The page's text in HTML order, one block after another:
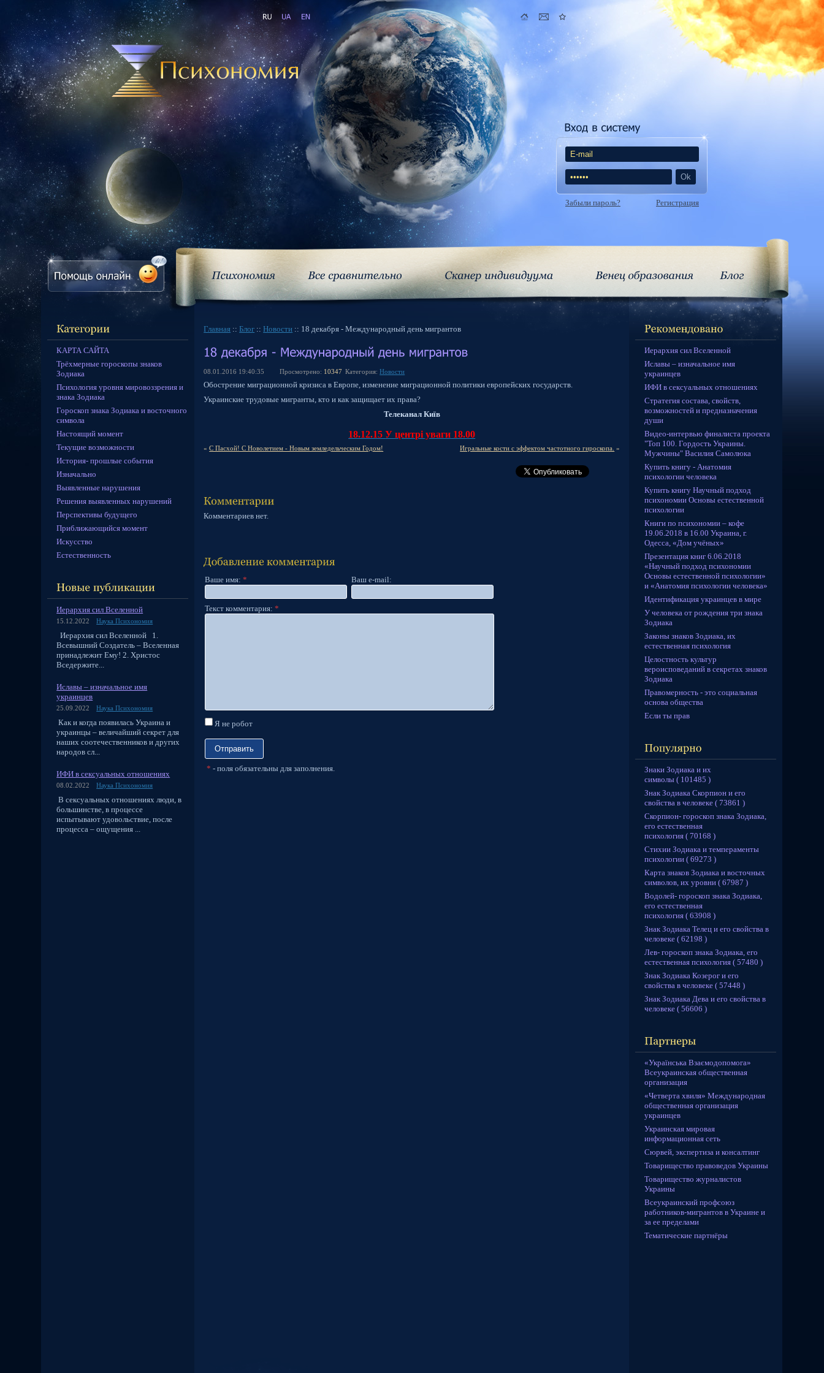
Забыли пароль? Регистрация
КАРТА САЙТА
Трёхмерные гороскопы знаков
Зодиака
Психология уровня мировоззрения и
знака Зодиака
Гороскоп знака Зодиака и восточного
символа
Настоящий момент
Текущие возможности
История- прошлые события
Изначально
Выявленные нарушения
Решения выявленных нарушений
Перспективы будущего
Приближающийся момент
Искусство
Естественность
Иерархия сил Вселенной
15.12.2022 Наука Психономия
Иерархия сил Вселенной 1.
Всевышний Создатель – Вселенная
принадлежит Ему! 2. Христос
Вседержите...
Иславы – изначальное имя
украинцев
25.09.2022 Наука Психономия
Как и когда появилась Украина и
украинцы – величайший секрет для
наших соотечественников и других
народов сл...
ИФИ в сексуальных отношениях
08.02.2022 Наука Психономия
В сексуальных отношениях люди, в
большинстве, в процессе
испытывают удовольствие, после
процесса – ощущения ...
Главная ::Блог ::Новости :: 18 декабря - Международный день мигрантов
08.01.2016 19:40:35 Просмотрено: 10347 Категория:Новости
Обострение миграционной кризиса в Европе, изменение миграционной политики европейских государств.
Украинские трудовые мигранты, кто и как защищает их права?
Телеканал Київ
18.12.15У центрі уваги 18.00
«С Пасхой! С Новолетием - Новым земледельческим Годом! Игральные кости с эффектом частотного гироскопа. »
Комментариев нет.
Ваше имя:* Ваш e-mail:
Текст комментария:*
Я не робот
* - поля обязательны для заполнения.
Иерархия сил Вселенной
Иславы – изначальное имя
украинцев
ИФИ в сексуальных отношениях
Стратегия состава, свойств,
возможностей и предназначения
души
Видео-интервью финалиста проекта
"Топ 100. Гордость Украины.
Мужчины" Василия Самолюка
Купить книгу - Анатомия
психологии человека
Купить книгу Научный подход
психономии Основы естественной
психологии
Книги по психономии – кофе
19.06.2018 в 16.00 Украина, г.
Одесса, «Дом учёных»
Презентация книг 6.06.2018
«Научный подход психономии
Основы естественной психологии»
и «Анатомия психологии человека»
Идентификация украинцев в мире
У человека от рождения три знака
Зодиака
Законы знаков Зодиака, их
естественная психология
Целостность культур
вероисповеданий в секретах знаков
Зодиака
Правомерность - это социальная
основа общества
Если ты прав
Знаки Зодиака и их
символы ( 101485 )
Знак Зодиака Скорпион и его
свойства в человеке ( 73861 )
Скорпион- гороскоп знака Зодиака,
его естественная
психология ( 70168 )
Стихии Зодиака и темпераменты
психологии ( 69273 )
Карта знаков Зодиака и восточных
символов, их уровни ( 67987 )
Водолей- гороскоп знака Зодиака,
его естественная
психология ( 63908 )
Знак Зодиака Телец и его свойства в
человеке ( 62198 )
Лев- гороскоп знака Зодиака, его
естественная психология ( 57480 )
Знак Зодиака Козерог и его
свойства в человеке ( 57448 )
Знак Зодиака Дева и его свойства в
человеке ( 56606 )
«Українська Взаємодопомога»
Всеукраинская общественная
организация
«Четверта хвиля» Международная
общественная организация
украинцев
Украинская мировая
информационная сеть
Сюрвей, экспертиза и консалтинг
Товарищество правоведов Украины
Товарищество журналистов
Украины
Всеукраинский профсоюз
работников-мигрантов в Украине и
за ее пределами
Тематические партнёры